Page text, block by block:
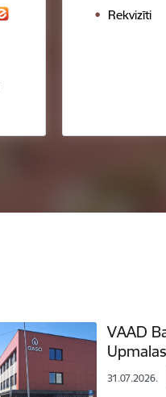
Rekvizīti
VAAD
31.07.2026.